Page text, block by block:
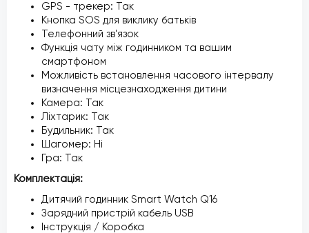
GPS - трекер: Так
Кнопка SOS для виклику батьків
Телефонний зв'язок
Функція чату між годинником та вашим
смартфоном
Можливість встановлення часового інтервалу
визначення місцезнаходження дитини
Камера: Так
Ліхтарик: Так
Будильник: Так
Шагомер: Ні
Гра: Так
Комплектація:
Дитячий годинник Smart Watch Q16
Зарядний пристрій кабель USB
Інструкція / Коробка